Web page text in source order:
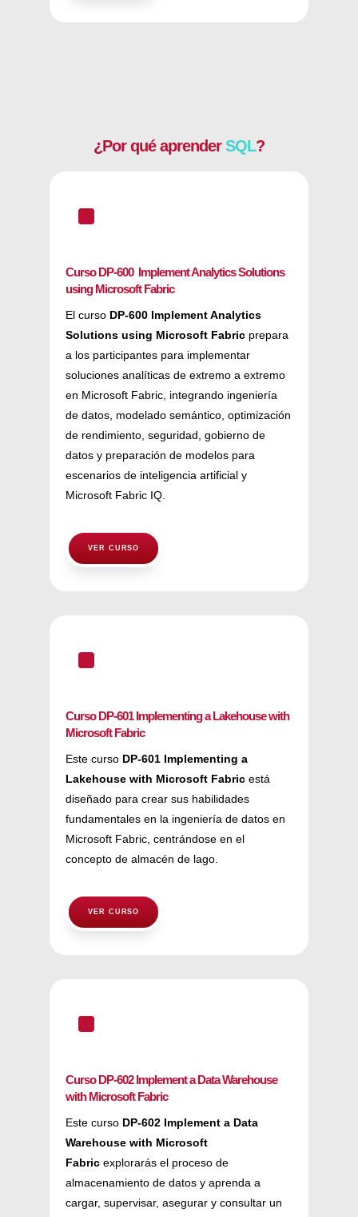
¿Por qué aprenderSQL?
^
Curso DP-600 Implement Analytics Solutions
using Microsoft Fabric
El curso DP-600 Implement Analytics
Solutions using Microsoft Fabric prepara
a los participantes para implementar
soluciones analíticas de extremo a extremo
en Microsoft Fabric, integrando ingeniería
de datos, modelado semántico, optimización
de rendimiento, seguridad, gobierno de
datos y preparación de modelos para
escenarios de inteligencia artificial y
Microsoft Fabric IQ.
VER CURSO
^
Curso DP-601 Implementing a Lakehouse with
Microsoft Fabric
Este curso DP-601 Implementing a
Lakehouse with Microsoft Fabric está
diseñado para crear sus habilidades
fundamentales en la ingeniería de datos en
Microsoft Fabric, centrándose en el
concepto de almacén de lago.
VER CURSO
^
Curso DP-602 Implement a Data Warehouse
with Microsoft Fabric
Este curso DP-602 Implement a Data
Warehouse with Microsoft
Fabric explorarás el proceso de
almacenamiento de datos y aprenda a
cargar, supervisar, asegurar y consultar un